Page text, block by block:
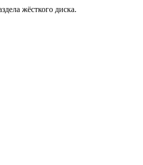
жёсткого диска.